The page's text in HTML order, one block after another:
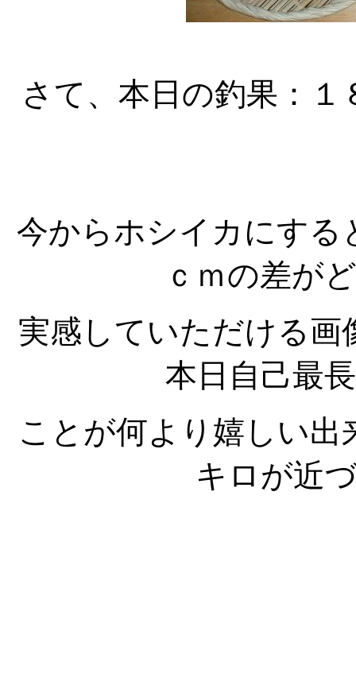
さて、本日の釣果：
今からホシイカにする
ｃｍの差が
実感していただける画
本日自己最
ことが何より嬉しい
キロが近